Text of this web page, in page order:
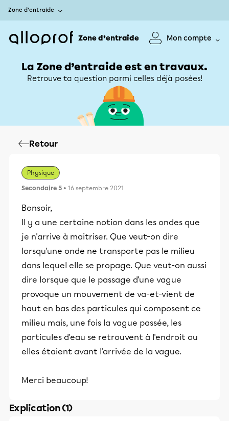
Zone d’entraide
Zone d’entraide Mon compte
La Zone d’entraide est en travaux.
Retrouve ta question parmi celles déjà posées!
Retour
Physique
Secondaire 5 • 16 septembre 2021
Bonsoir,
Il y a une certaine notion dans les ondes que
je n'arrive à maitriser. Que veut-on dire
lorsqu'une onde ne transporte pas le milieu
dans lequel elle se propage. Que veut-on aussi
dire lorsque que le passage d'une vague
provoque un mouvement de va-et-vient de
haut en bas des particules qui composent ce
milieu mais, une fois la vague passée, les
particules d'eau se retrouvent à l'endroit ou
elles étaient avant l'arrivée de la vague.
Merci beaucoup!
Explication (1)